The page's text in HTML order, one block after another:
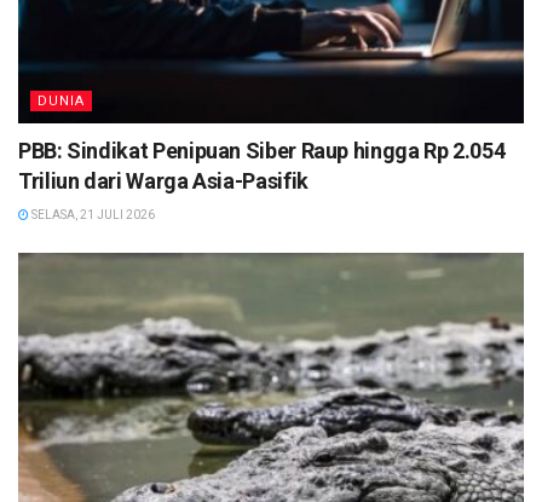
DUNIA
PBB: Sindikat Penipuan Siber Raup hingga Rp 2.054
Triliun dari Warga Asia-Pasifik
SELASA, 21 JULI 2026